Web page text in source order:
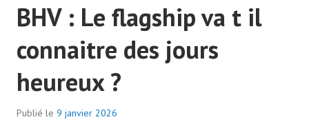
BHV : Le flagship va t il
connaitre des jours
heureux ?
Publié le 9 janvier 2026